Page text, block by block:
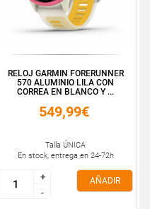
RELOJ GARMIN FORERUNNER
570 ALUMINIO LILA CON
CORREA EN BLANCO Y ...
549,99€
Talla ÚNICA
En stock, entrega en 24-72h
+
-
+
-
AÑADIR